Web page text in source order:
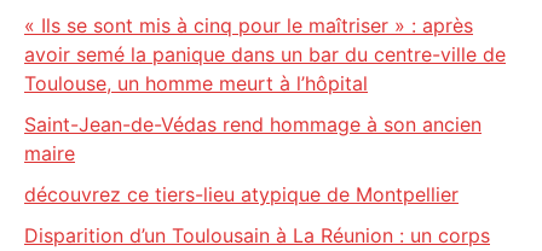
« Ils se sont mis à cinq pour le maîtriser » : après
avoir semé la panique dans un bar du centre-ville de
Toulouse, un homme meurt à l’hôpital
Saint-Jean-de-Védas rend hommage à son ancien
maire
découvrez ce tiers-lieu atypique de Montpellier
Disparition d’un Toulousain à La Réunion : un corps